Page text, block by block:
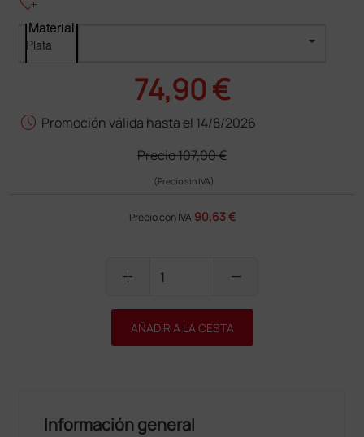
Material
74,90 €
schedule Promoción válida hasta el 14/8/2026
Precio107,00 €
(Precio sin IVA)
Precio con IVA 90,63 €
add remove
AÑADIR A LA CESTA
Información general